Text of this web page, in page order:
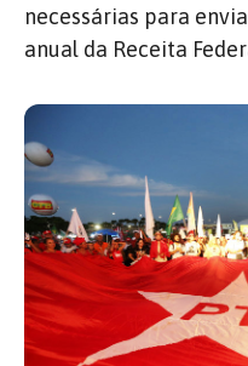
necessárias para
anual da Receita